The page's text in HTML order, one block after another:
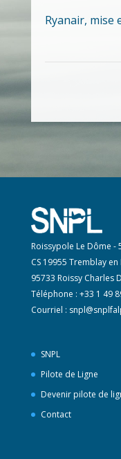
Ryanair, mise
Roissypole Le Dôme -
CS 19955 Tremblay en
95733 Roissy Charles
Téléphone : +33 1 49
Courriel :
SNPL
Pilote de Ligne
Devenir pilote de
Contact